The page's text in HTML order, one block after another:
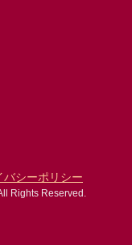
バシーポリシー
Rights Reserved.